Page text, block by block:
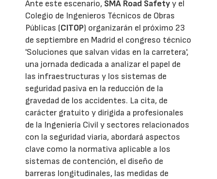
Ante este escenario, SMA Road Safetyy el
Colegio de Ingenieros Técnicos de Obras
Públicas (CITOP) organizarán el próximo 23
de septiembre en Madrid el congreso técnico
'Soluciones que salvan vidas en la carretera',
una jornada dedicada a analizar el papel de
las infraestructuras y los sistemas de
seguridad pasiva en la reducción de la
gravedad de los accidentes. La cita, de
carácter gratuito y dirigida a profesionales
de la Ingeniería Civil y sectores relacionados
con la seguridad viaria, abordará aspectos
clave como la normativa aplicable a los
sistemas de contención, el diseño de
barreras longitudinales, las medidas de